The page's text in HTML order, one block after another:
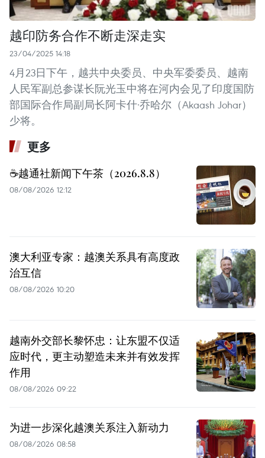
越印防务合作不断走深走实
23/04/2025 14:18
4月23日下午，越共中央委员、中央军委委员、越南
人民军副总参谋长阮光玉中将在河内会见了印度国防
部国际合作局副局长阿卡什·乔哈尔（Akaash Johar）
少将。
更多
☕️越通社新闻下午茶（2026.8.8）
08/08/2026 12:12
澳大利亚专家：越澳关系具有高度政
治互信
08/08/2026 10:20
越南外交部长黎怀忠：让东盟不仅适
应时代，更主动塑造未来并有效发挥
作用
08/08/2026 09:22
为进一步深化越澳关系注入新动力
08/08/2026 08:58